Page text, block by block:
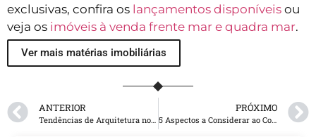
exclusivas, confira os lançamentos disponíveis ou
veja os imóveis à venda frente mar e quadra mar.
Ver mais matérias imobiliárias
ANTERIOR
Tendências de Arquitetura nos Apartamentos de Alto Padrão em Balneário Camboriú
PRÓXIMO
5 Aspectos a Considerar ao Comprar Um Imóvel Frente Mar